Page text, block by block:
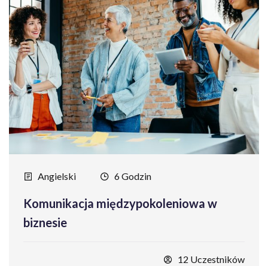
Angielski 6 Godzin
Komunikacja międzypokoleniowa w
biznesie
12 Uczestników